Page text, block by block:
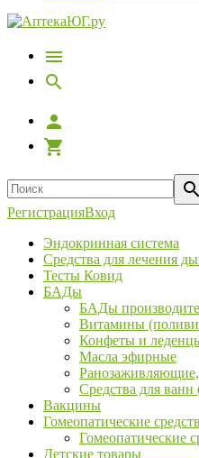
РегистрацияВход
Эндокринная система
Средства для лечения
Тесты Ковид
БАДы
БАДы
Витамины
Конфеты и
Масла эфирные
Средства для
Вакцины
Гомеопатические
Гомеопатические
Детские товары